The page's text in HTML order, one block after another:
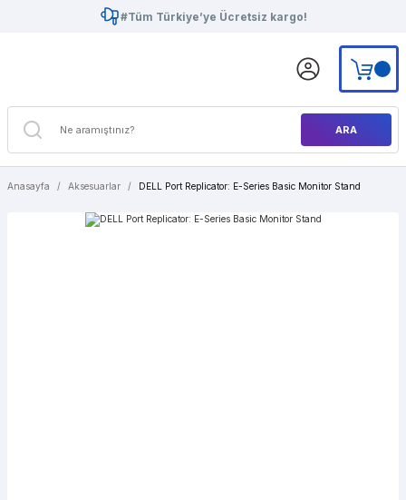
#Tüm Türkiye’ye Ücretsiz kargo!
ARA
Anasayfa Aksesuarlar DELL Port Replicator: E-Series Basic Monitor Stand